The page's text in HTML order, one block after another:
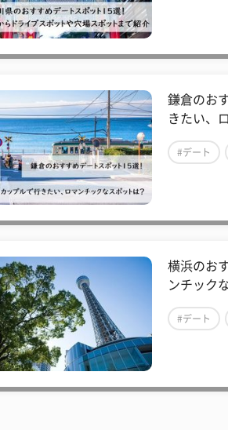
鎌倉のお
きたい、
#デート
横浜のお
ンチック
#デート